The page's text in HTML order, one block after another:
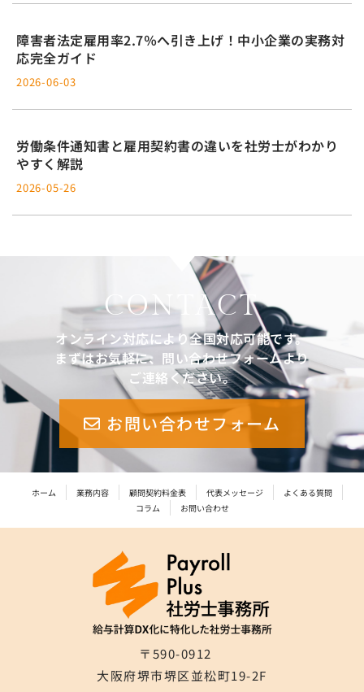
障害者法定雇用率2.7％へ引き上げ！中小企業の実務対
応完全ガイド
2026-06-03
労働条件通知書と雇用契約書の違いを社労士がわかり
やすく解説
2026-05-26
CONTACT
オンライン対応により全国対応可能です。
まずはお気軽に、問い合わせフォームより
ご連絡ください。
お問い合わせフォーム
ホーム 業務内容 顧問契約料金表 代表メッセージ
よくある質問
コラム
お問い合わせ
〒590-0912
大阪府堺市堺区並松町19-2F